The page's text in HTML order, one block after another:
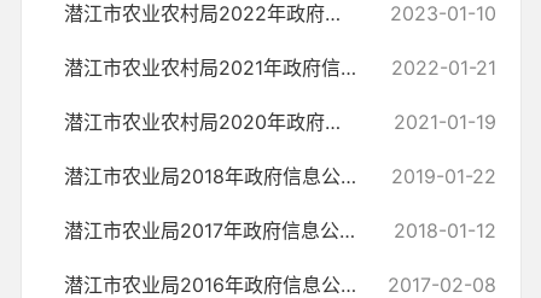
潜江市农业农村局2022年政府信息公开工作年度报告 2023-01-10
潜江市农业农村局2021年政府信息公开工作年度报告 2022-01-21
潜江市农业农村局2020年政府信息公开工作年度报告 2021-01-19
潜江市农业局2018年政府信息公开工作年度报告 2019-01-22
潜江市农业局2017年政府信息公开工作年度报告 2018-01-12
潜江市农业局2016年政府信息公开工作年度报告 2017-02-08